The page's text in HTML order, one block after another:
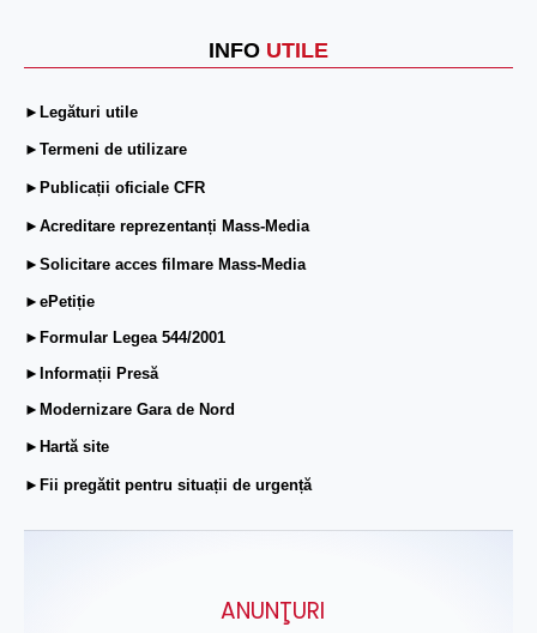
INFO UTILE
►Legături utile
►Termeni de utilizare
►Publicații oficiale CFR
►Acreditare reprezentanți Mass-Media
►Solicitare acces filmare Mass-Media
►ePetiție
►Formular Legea 544/2001
►Informații Presă
►Modernizare Gara de Nord
►Hartă site
►Fii pregătit pentru situații de urgență
ANUNŢURI